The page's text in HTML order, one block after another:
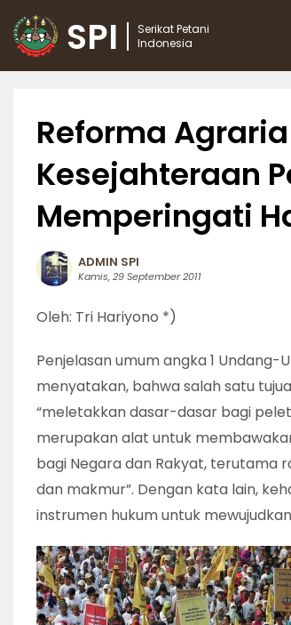
SPI
Serikat Petani
Indonesia
Reforma
Kesejahteraan
Memperingati
ADMIN SPI
Kamis, 29 September 2011
Oleh: Tri Hariyono *)
Penjelasan umum angka 1 Undang-
menyatakan, bahwa salah satu
“meletakkan dasar-dasar bagi
merupakan alat untuk
bagi Negara dan Rakyat, terutama
dan makmur”. Dengan kata lain,
instrumen hukum untuk